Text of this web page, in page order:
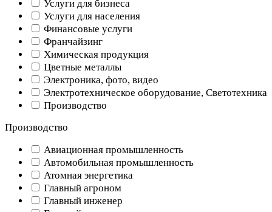
Услуги для бизнеса
Услуги для населения
Финансовые услуги
Франчайзинг
Химическая продукция
Цветные металлы
Электроника, фото, видео
Электротехническое оборудование, Светотехника
Производство
Производство
Авиационная промышленность
Автомобильная промышленность
Атомная энергетика
Главный агроном
Главный инженер